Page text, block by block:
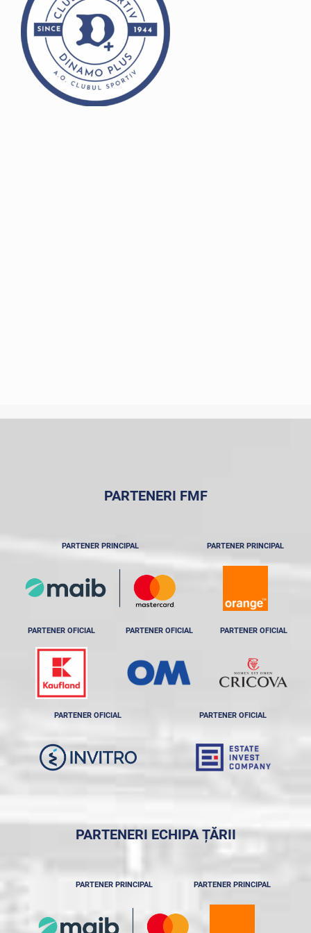
PARTENERI FMF
PARTENER PRINCIPAL PARTENER PRINCIPAL
PARTENER OFICIAL PARTENER OFICIAL PARTENER OFICIAL
PARTENER OFICIAL PARTENER OFICIAL
PARTENERI ECHIPA ȚĂRII
PARTENER PRINCIPAL PARTENER PRINCIPAL